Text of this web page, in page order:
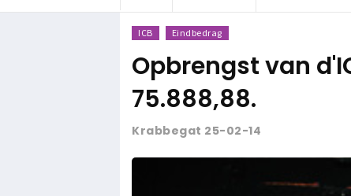
ICB Eindbedrag
Opbrengst van
75.888,88.
Krabbegat 25-02-14